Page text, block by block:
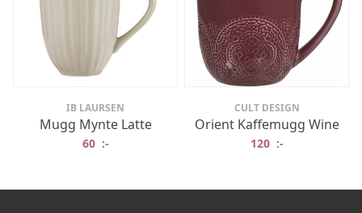
IB LAURSEN
Mugg Mynte Latte
60 :-
CULT DESIGN
Orient Kaffemugg Wine
120 :-